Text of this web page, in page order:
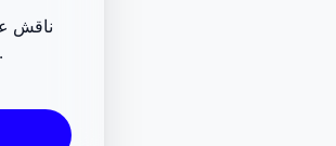
ناقش
المعارض والفن المعاصر، وساهم في تحديد ما سيغطيه The Edit لاحقًا.